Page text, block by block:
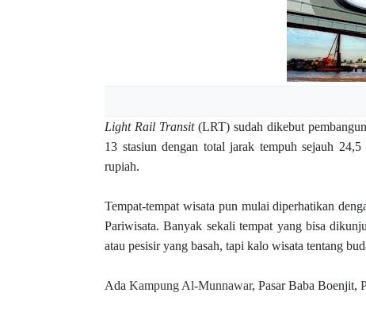
Light Rail Transit(LRT) sudah dikebut
13 stasiun dengan total jarak tempuh sejauh
rupiah.
Tempat-tempat wisata pun mulai diperhatikan
Pariwisata. Banyak sekali tempat yang bisa
atau pesisir yang basah, tapi kalo wisata tentang
Ada Kampung Al-Munnawar, Pasar Baba Boenjit,